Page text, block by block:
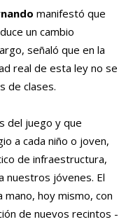
manifestó que
un cambio
señaló que en la
real de esta ley no se
de clases.
del juego y que
a cada niño o joven,
de infraestructura,
nuestros jóvenes. El
hoy mismo, con
de nuevos recintos -